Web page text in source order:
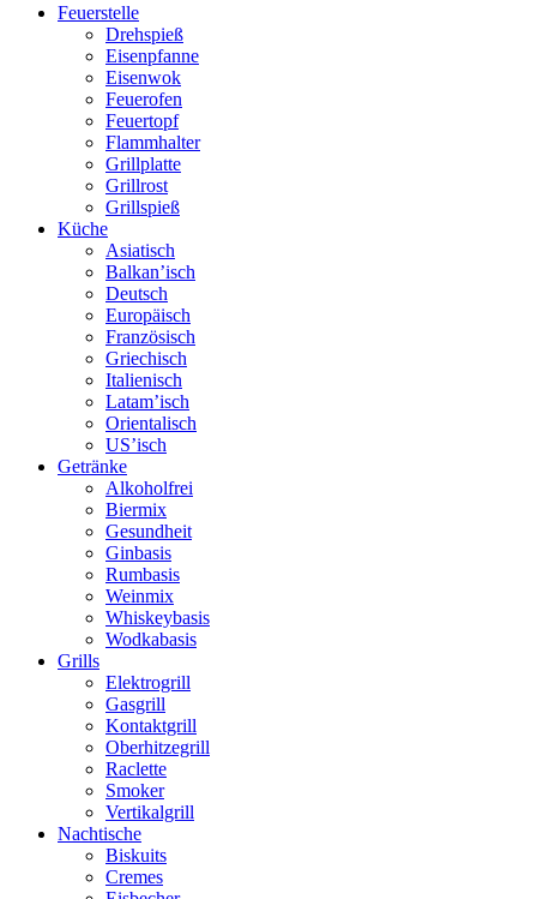
Feuerstelle
Drehspieß
Eisenpfanne
Eisenwok
Feuerofen
Feuertopf
Flammhalter
Grillplatte
Grillrost
Grillspieß
Küche
Asiatisch
Balkan’isch
Deutsch
Europäisch
Französisch
Griechisch
Italienisch
Latam’isch
Orientalisch
US’isch
Getränke
Alkoholfrei
Biermix
Gesundheit
Ginbasis
Rumbasis
Weinmix
Whiskeybasis
Wodkabasis
Grills
Elektrogrill
Gasgrill
Kontaktgrill
Oberhitzegrill
Raclette
Smoker
Vertikalgrill
Nachtische
Biskuits
Cremes